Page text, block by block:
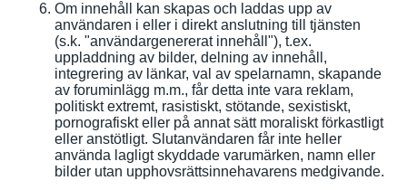
Om innehåll kan skapas och laddas upp av
användaren i eller i direkt anslutning till tjänsten
(s.k. "användargenererat innehåll"), t.ex.
uppladdning av bilder, delning av innehåll,
integrering av länkar, val av spelarnamn, skapande
av foruminlägg m.m., får detta inte vara reklam,
politiskt extremt, rasistiskt, stötande, sexistiskt,
pornografiskt eller på annat sätt moraliskt förkastligt
eller anstötligt. Slutanvändaren får inte heller
använda lagligt skyddade varumärken, namn eller
bilder utan upphovsrättsinnehavarens medgivande.